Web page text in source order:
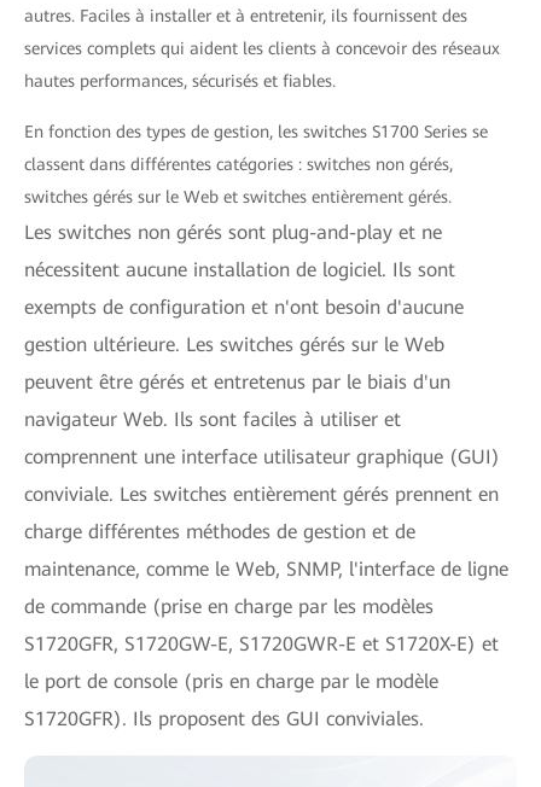
autres. Faciles à installer et à entretenir, ils fournissent des
services complets qui aident les clients à concevoir des réseaux
hautes performances, sécurisés et fiables.
En fonction des types de gestion, les switches S1700 Series se
classent dans différentes catégories : switches non gérés,
switches gérés sur le Web et switches entièrement gérés.
Les switches non gérés sont plug-and-play et ne
nécessitent aucune installation de logiciel. Ils sont
exempts de configuration et n'ont besoin d'aucune
gestion ultérieure. Les switches gérés sur le Web
peuvent être gérés et entretenus par le biais d'un
navigateur Web. Ils sont faciles à utiliser et
comprennent une interface utilisateur graphique (GUI)
conviviale. Les switches entièrement gérés prennent en
charge différentes méthodes de gestion et de
maintenance, comme le Web, SNMP, l'interface de ligne
de commande (prise en charge par les modèles
S1720GFR, S1720GW-E, S1720GWR-E et S1720X-E) et
le port de console (pris en charge par le modèle
S1720GFR). Ils proposent des GUI conviviales.